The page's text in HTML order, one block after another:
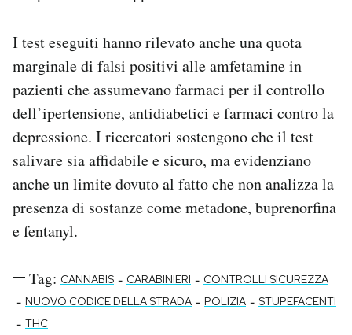
I test eseguiti hanno rilevato anche una quota
marginale di falsi positivi alle amfetamine in
pazienti che assumevano farmaci per il controllo
dell’ipertensione, antidiabetici e farmaci contro la
depressione. I ricercatori sostengono che il test
salivare sia affidabile e sicuro, ma evidenziano
anche un limite dovuto al fatto che non analizza la
presenza di sostanze come metadone, buprenorfina
e fentanyl.
Tag: CANNABIS - CARABINIERI - CONTROLLI SICUREZZA
- NUOVO CODICE DELLA STRADA - POLIZIA - STUPEFACENTI
- THC